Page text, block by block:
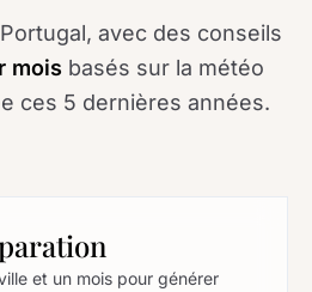
avec des conseils
mois basés sur la météo
ces 5 dernières années.
et un mois pour générer